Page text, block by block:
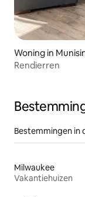
Woning in
Rendierren
Bestemmingen in
Milwaukee
Vakantiehuizen